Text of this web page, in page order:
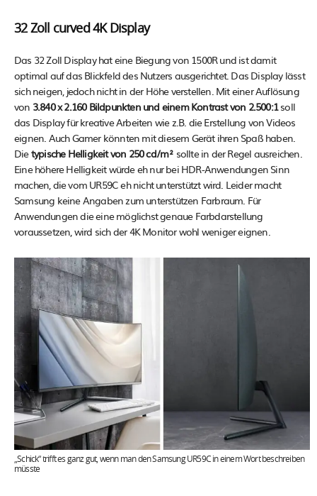
32 Zoll curved 4K Display
Das 32 Zoll Display hat eine Biegung von 1500R und ist damit
optimal auf das Blickfeld des Nutzers ausgerichtet. Das Display lässt
sich neigen, jedoch nicht in der Höhe verstellen. Mit einer Auflösung
von 3.840 x 2.160 Bildpunkten und einem Kontrast von 2.500:1soll
das Display für kreative Arbeiten wie z.B. die Erstellung von Videos
eignen. Auch Gamer könnten mit diesem Gerät ihren Spaß haben.
Dietypische Helligkeit von 250 cd/m² sollte in der Regel ausreichen.
Eine höhere Helligkeit würde eh nur bei HDR-Anwendungen Sinn
machen, die vom UR59C eh nicht unterstützt wird. Leider macht
Samsung keine Angaben zum unterstützen Farbraum. Für
Anwendungen die eine möglichst genaue Farbdarstellung
voraussetzen, wird sich der 4K Monitor wohl weniger eignen.
„Schick“ trifft es ganz gut, wenn man den Samsung UR59C in einem Wort beschreiben
müsste